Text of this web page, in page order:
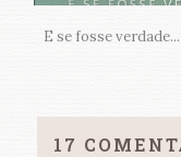
E se fosse
17